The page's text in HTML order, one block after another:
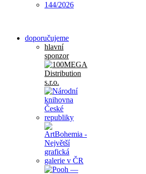
doporučujeme
hlavní
sponzor